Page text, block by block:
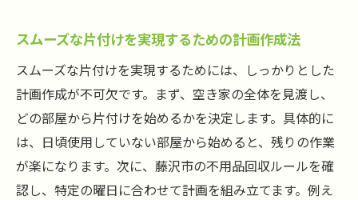
スムーズな片付けを実現するための計画作成法
スムーズな片付けを実現するためには、しっかりとした
計画作成が不可欠です。まず、空き家の全体を見渡し、
どの部屋から片付けを始めるかを決定します。具体的に
は、日頃使用していない部屋から始めると、残りの作業
が楽になります。次に、藤沢市の不用品回収ルールを確
認し、特定の曜日に合わせて計画を組み立てます。例え